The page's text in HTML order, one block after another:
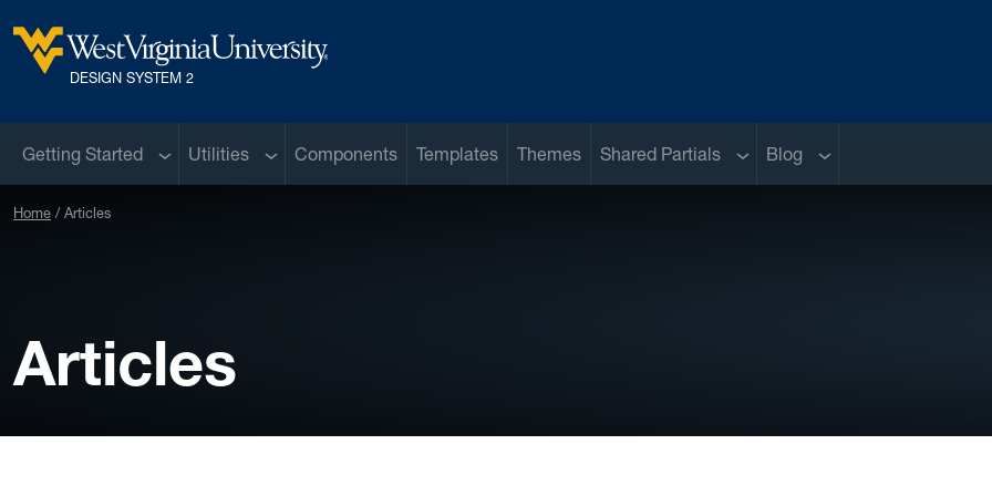
West Virginia University
DESIGN SYSTEM 2
Getting Started Sub menu
Utilities Sub menu
Components Templates Themes Shared Partials Sub menu
Blog Sub menu
Home Articles
Articles